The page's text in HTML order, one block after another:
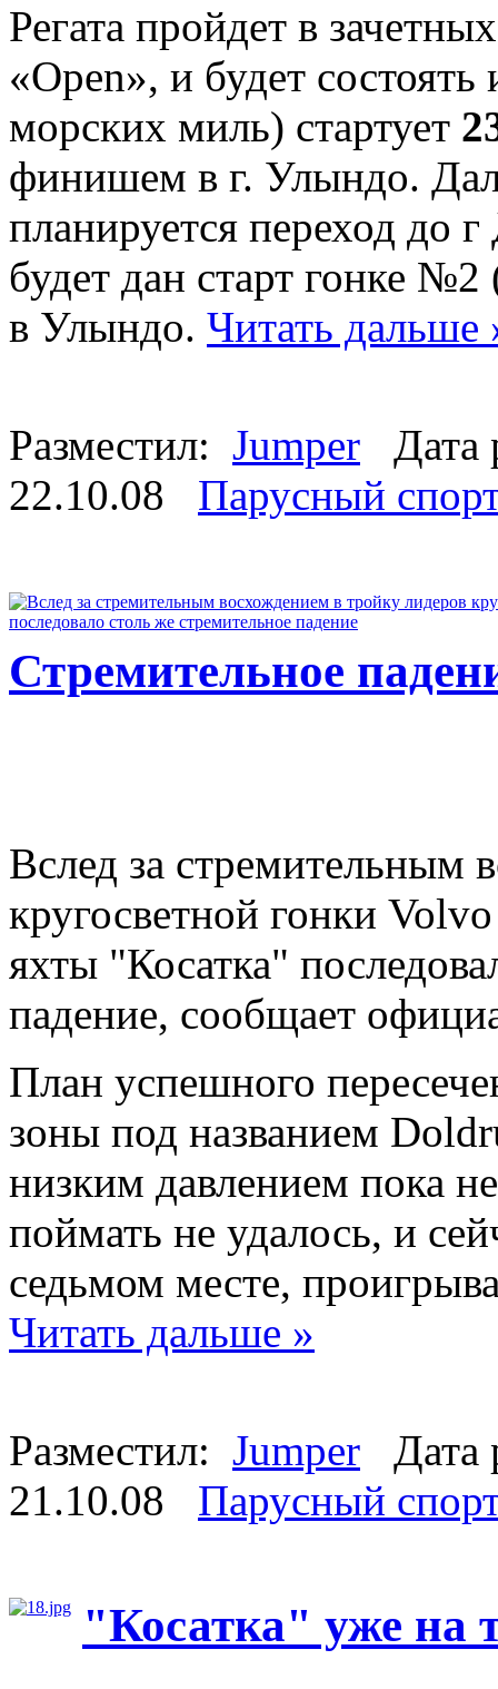
Регата пройдет в
«Open», и будет
морских миль) стартует
финишем в г. Улындо.
планируется переход до
будет дан старт гонке
в Улындо. Читать дальше
Разместил: Jumper Дата
22.10.08 Парусный
Стремительное
Вслед за стремительным
кругосветной гонки
яхты "Косатка"
падение, сообщает
План успешного
зоны под названием
низким давлением пока
поймать не удалось, и
седьмом месте,
Читать дальше »
Разместил: Jumper Дата
21.10.08 Парусный
"Косатка" уже на